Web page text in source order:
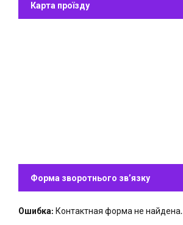
Карта проїзду
Форма зворотнього зв’язку
Ошибка: Контактная форма не найдена.